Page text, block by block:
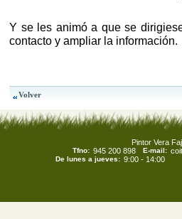
Y se les animó a que se
contacto y ampliar la información.
Pintor Vera
Tfno: 945 200 898 E-mail:
De lunes a jueves: 9:00 - 14:00